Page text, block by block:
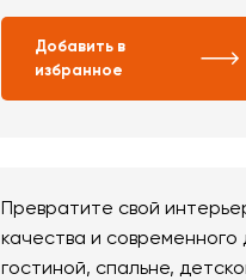
Добавить в
избранное
Превратите свой
качества и
гостиной, спальне,